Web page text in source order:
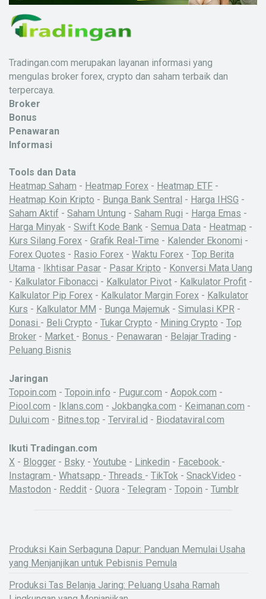
X
Tradingan.com merupakan layanan informasi yang
mengulas broker forex, crypto dan saham terbaik dan
terpercaya.
Broker
Bonus
Penawaran
Informasi
Tools dan Data
Heatmap Saham - Heatmap Forex - Heatmap ETF -
Heatmap Koin Kripto - Bunga Bank Sentral - Harga IHSG -
Saham Aktif - Saham Untung - Saham Rugi - Harga Emas -
Harga Minyak - Swift Kode Bank - Semua Data - Heatmap -
Kurs Silang Forex - Grafik Real-Time - Kalender Ekonomi -
Forex Quotes - Rasio Forex - Waktu Forex - Top Berita
Utama - Ikhtisar Pasar - Pasar Kripto - Konversi Mata Uang
- Kalkulator Fibonacci - Kalkulator Pivot - Kalkulator Profit -
Kalkulator Pip Forex - Kalkulator Margin Forex - Kalkulator
Kurs - Kalkulator MM - Bunga Majemuk - Simulasi KPR -
Donasi - Beli Crypto - Tukar Crypto - Mining Crypto - Top
Broker - Market - Bonus - Penawaran - Belajar Trading -
Peluang Bisnis
Jaringan
Topoin.com - Topoin.info - Pugur.com - Aopok.com -
Piool.com - Iklans.com - Jokbangka.com - Keimanan.com -
Dului.com - Bitnes.top - Terviral.id - Biodataviral.com
Ikuti Tradingan.com
X - Blogger - Bsky - Youtube - Linkedin - Facebook -
Instagram - Whatsapp - Threads - TikTok - SnackVideo -
Mastodon - Reddit - Quora - Telegram - Topoin - Tumblr
Produksi Kain Serbaguna Dapur: Panduan Memulai Usaha
yang Menjanjikan untuk Pebisnis Pemula
Produksi Tas Belanja Jaring: Peluang Usaha Ramah